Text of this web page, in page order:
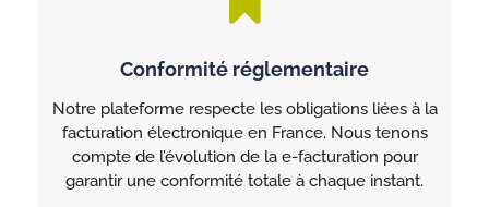
Conformité réglementaire
Notre plateforme respecte les obligations liées à la
facturation électronique en France. Nous tenons
compte de l’évolution de la e-facturation pour
garantir une conformité totale à chaque instant.